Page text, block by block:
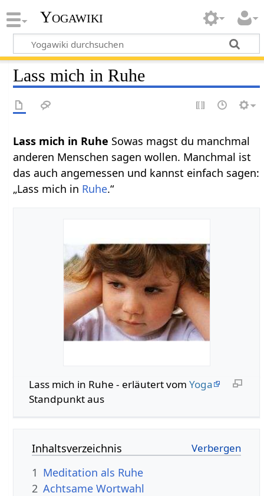
Yogawiki
Lass mich in Ruhe
Lass mich in Ruhe Sowas magst du manchmal
anderen Menschen sagen wollen. Manchmal ist
das auch angemessen und kannst einfach sagen:
„Lass mich in Ruhe.“
Lass mich in Ruhe - erläutert vom Yoga
Standpunkt aus
Inhaltsverzeichnis
1 Meditation als Ruhe
2 Achtsame Wortwahl